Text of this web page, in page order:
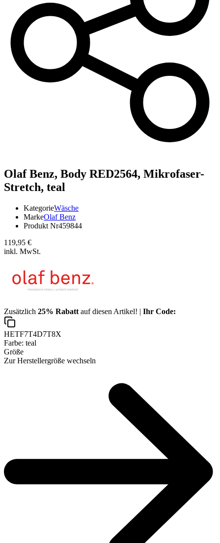
Olaf Benz, Body RED2564, Mikrofaser-
Stretch, teal
KategorieWäsche
MarkeOlaf Benz
Produkt Nr459844
119,95 €
inkl. MwSt.
Zusätzlich 25% Rabatt auf diesen Artikel! | Ihr Code:
HETF7T4D7T8X
Farbe: teal
Größe
Zur Herstellergröße wechseln